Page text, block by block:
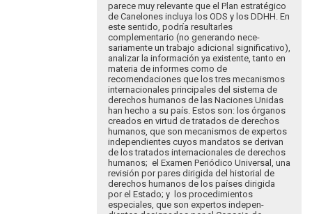
parece muy relevante que el Plan estratégico
de Canelones incluya los ODS y los DDHH. En
este sentido, podría resultarles
complementario (no generando nece­
sariamente un trabajo adicional significativo),
analizar la información ya existente, tanto en
materia de informes como de
recomendaciones que los tres mecanismos
internacionales principales del siste­ma de
derechos humanos de las Naciones Unidas
han hecho a su país. Estos son: los órganos
creados en virtud de tratados de derechos
hu­manos, que son mecanismos de expertos
independientes cuyos mandatos se derivan
de los tratados internacionales de derechos
humanos; el Examen Periódico Universal, una
revisión por pares dirigi­da del historial de
derechos humanos de los países dirigida
por el Estado; y los procedimientos
especiales, que son expertos indepen­